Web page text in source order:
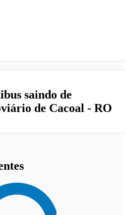
saindo de
de Cacoal - RO